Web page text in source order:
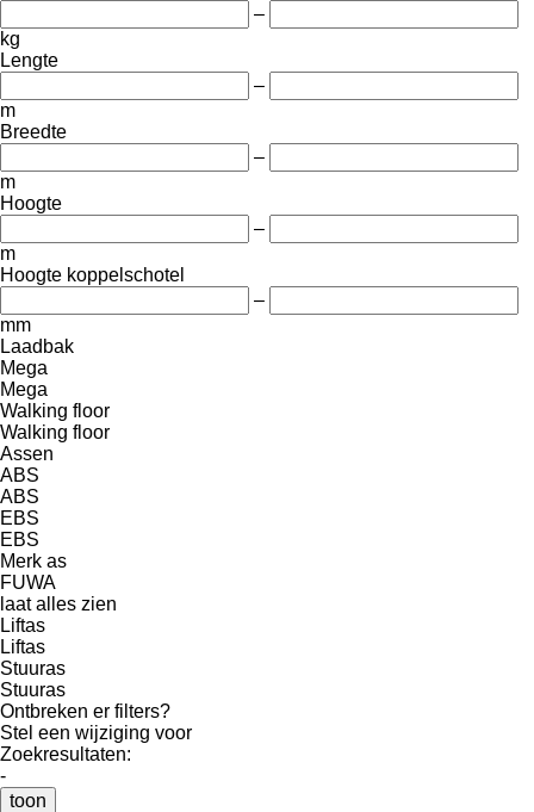
–
kg
Lengte
–
m
Breedte
–
m
Hoogte
–
m
Hoogte koppelschotel
–
mm
Laadbak
Mega
Mega
Walking floor
Walking floor
Assen
ABS
ABS
EBS
EBS
Merk as
FUWA
laat alles zien
Liftas
Liftas
Stuuras
Stuuras
Ontbreken er filters?
Stel een wijziging voor
Zoekresultaten:
-
toon